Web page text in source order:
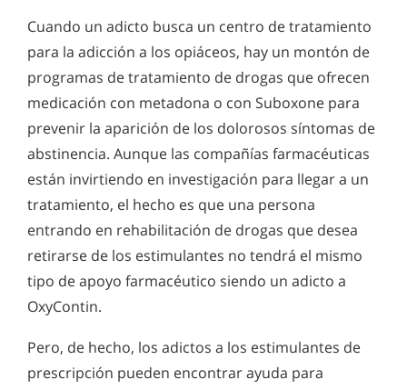
Cuando un adicto busca un centro de tratamiento
para la adicción a los opiáceos, hay un montón de
programas de tratamiento de drogas que ofrecen
medicación con metadona o con Suboxone para
prevenir la aparición de los dolorosos síntomas de
abstinencia. Aunque las compañías farmacéuticas
están invirtiendo en investigación para llegar a un
tratamiento, el hecho es que una persona
entrando en rehabilitación de drogas que desea
retirarse de los estimulantes no tendrá el mismo
tipo de apoyo farmacéutico siendo un adicto a
OxyContin.
Pero, de hecho, los adictos a los estimulantes de
prescripción pueden encontrar ayuda para